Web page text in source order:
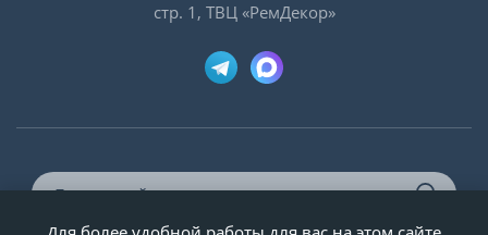
стр. 1, ТВЦ «РемДекор»